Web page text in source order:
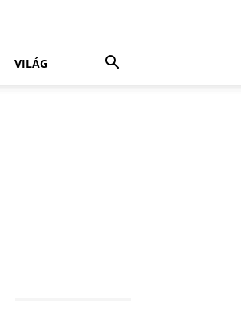
VILÁG